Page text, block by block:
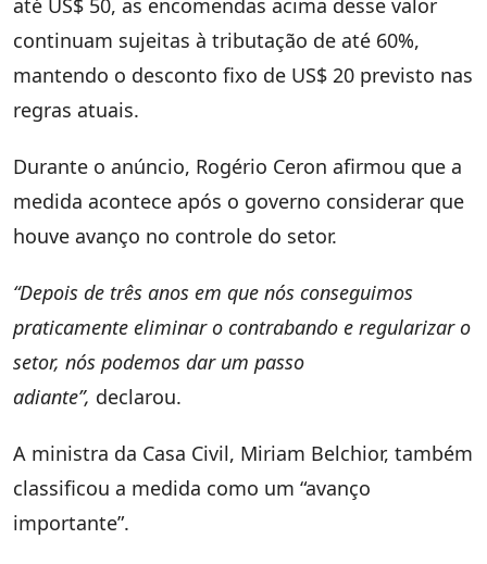
continuam sujeitas à tributação de até 60%,
mantendo o desconto fixo de US$ 20 previsto nas
regras atuais.
Durante o anúncio, Rogério Ceron afirmou que a
medida acontece após o governo considerar que
houve avanço no controle do setor.
“Depois de três anos em que nós conseguimos
praticamente eliminar o contrabando e regularizar o
setor, nós podemos dar um passo
adiante”, declarou.
A ministra da Casa Civil, Miriam Belchior, também
classificou a medida como um “avanço
importante”.